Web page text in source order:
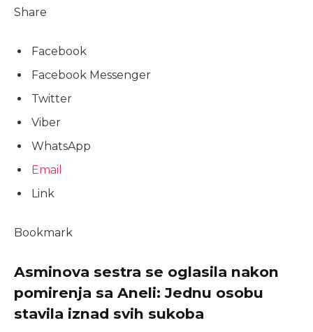
Share
Facebook
Facebook Messenger
Twitter
Viber
WhatsApp
Email
Link
Bookmark
Asminova sestra se oglasila nakon
pomirenja sa Aneli: Jednu osobu
stavila iznad svih sukoba